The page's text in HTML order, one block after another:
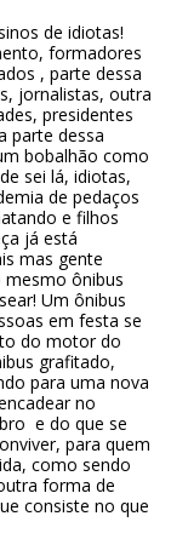
de idiotas!
formadores
, parte dessa
jornalistas, outra
presidentes
parte dessa
bobalhão como
sei lá, idiotas,
de pedaços
e filhos
já está
mas gente
mesmo ônibus
Um ônibus
em festa se
do motor do
grafitado,
para uma nova
no
e do que se
para quem
como sendo
forma de
consiste no que